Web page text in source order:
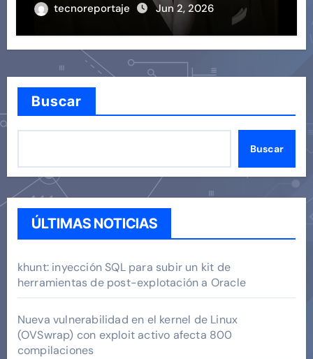
tecnoreportaje Jun 2, 2026
Buscar
Buscar
ÚLTIMAS NOTICIAS
khunt: inyección SQL para subir un kit de
herramientas de post-explotación a Oracle
Nueva vulnerabilidad en el kernel de Linux
(OVSwrap) con exploit activo afecta 800
compilaciones